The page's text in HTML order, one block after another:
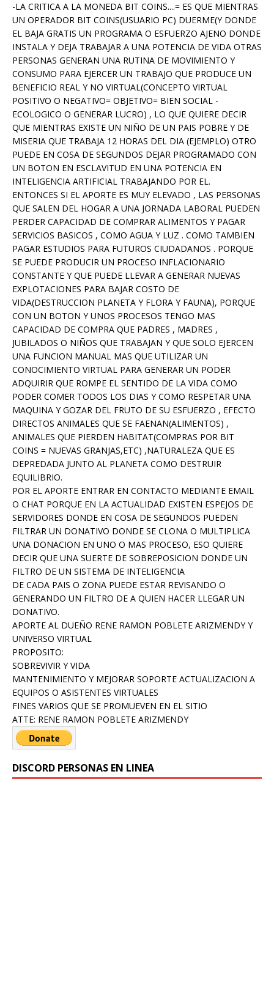
-LA CRITICA A LA MONEDA BIT COINS....= ES QUE MIENTRAS
UN OPERADOR BIT COINS(USUARIO PC) DUERME(Y DONDE
EL BAJA GRATIS UN PROGRAMA O ESFUERZO AJENO DONDE
INSTALA Y DEJA TRABAJAR A UNA POTENCIA DE VIDA OTRAS
PERSONAS GENERAN UNA RUTINA DE MOVIMIENTO Y
CONSUMO PARA EJERCER UN TRABAJO QUE PRODUCE UN
BENEFICIO REAL Y NO VIRTUAL(CONCEPTO VIRTUAL
POSITIVO O NEGATIVO= OBJETIVO= BIEN SOCIAL -
ECOLOGICO O GENERAR LUCRO) , LO QUE QUIERE DECIR
QUE MIENTRAS EXISTE UN NIÑO DE UN PAIS POBRE Y DE
MISERIA QUE TRABAJA 12 HORAS DEL DIA (EJEMPLO) OTRO
PUEDE EN COSA DE SEGUNDOS DEJAR PROGRAMADO CON
UN BOTON EN ESCLAVITUD EN UNA POTENCIA EN
INTELIGENCIA ARTIFICIAL TRABAJANDO POR EL.
ENTONCES SI EL APORTE ES MUY ELEVADO , LAS PERSONAS
QUE SALEN DEL HOGAR A UNA JORNADA LABORAL PUEDEN
PERDER CAPACIDAD DE COMPRAR ALIMENTOS Y PAGAR
SERVICIOS BASICOS , COMO AGUA Y LUZ . COMO TAMBIEN
PAGAR ESTUDIOS PARA FUTUROS CIUDADANOS . PORQUE
SE PUEDE PRODUCIR UN PROCESO INFLACIONARIO
CONSTANTE Y QUE PUEDE LLEVAR A GENERAR NUEVAS
EXPLOTACIONES PARA BAJAR COSTO DE
VIDA(DESTRUCCION PLANETA Y FLORA Y FAUNA), PORQUE
CON UN BOTON Y UNOS PROCESOS TENGO MAS
CAPACIDAD DE COMPRA QUE PADRES , MADRES ,
JUBILADOS O NIÑOS QUE TRABAJAN Y QUE SOLO EJERCEN
UNA FUNCION MANUAL MAS QUE UTILIZAR UN
CONOCIMIENTO VIRTUAL PARA GENERAR UN PODER
ADQUIRIR QUE ROMPE EL SENTIDO DE LA VIDA COMO
PODER COMER TODOS LOS DIAS Y COMO RESPETAR UNA
MAQUINA Y GOZAR DEL FRUTO DE SU ESFUERZO , EFECTO
DIRECTOS ANIMALES QUE SE FAENAN(ALIMENTOS) ,
ANIMALES QUE PIERDEN HABITAT(COMPRAS POR BIT
COINS = NUEVAS GRANJAS,ETC) ,NATURALEZA QUE ES
DEPREDADA JUNTO AL PLANETA COMO DESTRUIR
EQUILIBRIO.
POR EL APORTE ENTRAR EN CONTACTO MEDIANTE EMAIL
O CHAT PORQUE EN LA ACTUALIDAD EXISTEN ESPEJOS DE
SERVIDORES DONDE EN COSA DE SEGUNDOS PUEDEN
FILTRAR UN DONATIVO DONDE SE CLONA O MULTIPLICA
UNA DONACION EN UNO O MAS PROCESO, ESO QUIERE
DECIR QUE UNA SUERTE DE SOBREPOSICION DONDE UN
FILTRO DE UN SISTEMA DE INTELIGENCIA
DE CADA PAIS O ZONA PUEDE ESTAR REVISANDO O
GENERANDO UN FILTRO DE A QUIEN HACER LLEGAR UN
DONATIVO.
APORTE AL DUEÑO RENE RAMON POBLETE ARIZMENDY Y
UNIVERSO VIRTUAL
PROPOSITO:
SOBREVIVIR Y VIDA
MANTENIMIENTO Y MEJORAR SOPORTE ACTUALIZACION A
EQUIPOS O ASISTENTES VIRTUALES
FINES VARIOS QUE SE PROMUEVEN EN EL SITIO
ATTE: RENE RAMON POBLETE ARIZMENDY
DISCORD PERSONAS EN LINEA